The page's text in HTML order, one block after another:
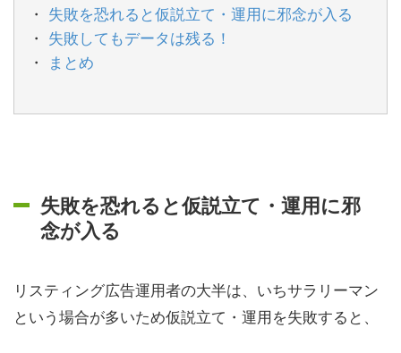
失敗を恐れると仮説立て・運用に邪念が入る
失敗してもデータは残る！
まとめ
失敗を恐れると仮説立て・運用に邪
念が入る
リスティング広告運用者の大半は、いちサラリーマン
という場合が多いため仮説立て・運用を失敗すると、